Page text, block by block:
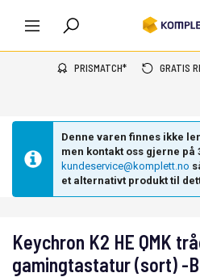
PRISMATCH* GRATIS
Denne varen finnes ikke
men kontakt oss gjerne på
kundeservice@komplett.no
et alternativt produkt til
Keychron K2 HE QMK
gamingtastatur (sort) -